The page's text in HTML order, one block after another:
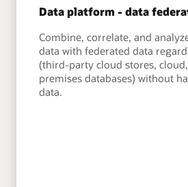
Data platform - data
Combine, correlate, and
data with federated data
(third-party cloud stores,
premises databases) without
data.